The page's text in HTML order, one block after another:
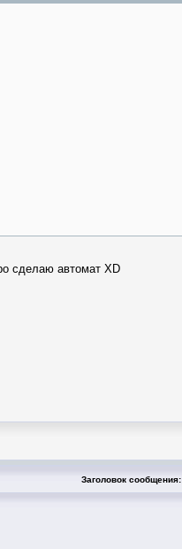
сделаю автомат XD
Заголовок сообщения: